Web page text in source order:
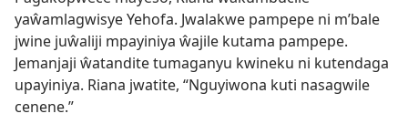
yaŵamlagwisye Yehofa. Jwalakwe pampepe ni m’bale
jwine juŵaliji mpayiniya ŵajile kutama pampepe.
Jemanjaji ŵatandite tumaganyu kwineku ni kutendaga
upayiniya. Riana jwatite, “Nguyiwona kuti nasagwile
cenene.”